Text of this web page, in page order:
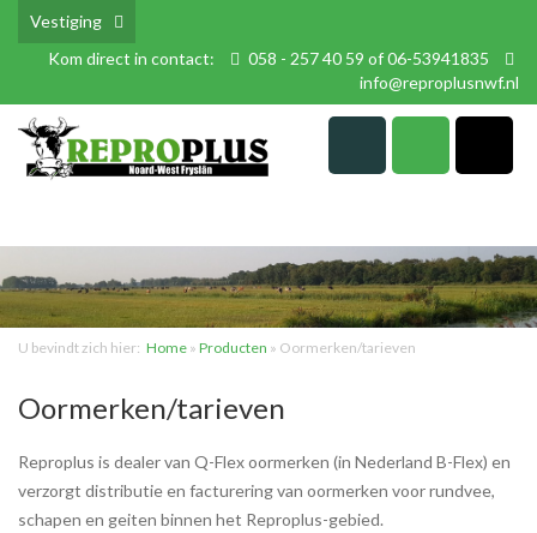
Vestiging
Kom direct in contact:
058 - 257 40 59 of 06-53941835
info@reproplusnwf.nl
U bevindt zich hier: Home » Producten » Oormerken/tarieven
Oormerken/tarieven
Reproplus is dealer van Q-Flex oormerken (in Nederland B-Flex) en
verzorgt distributie en facturering van oormerken voor rundvee,
schapen en geiten binnen het Reproplus-gebied.